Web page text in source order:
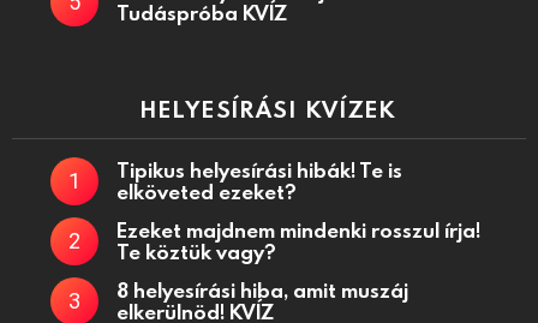
Tudáspróba KVÍZ
HELYESÍRÁSI KVÍZEK
Tipikus helyesírási hibák! Te is
elköveted ezeket?
Ezeket majdnem mindenki rosszul írja!
Te köztük vagy?
8 helyesírási hiba, amit muszáj
elkerülnöd! KVÍZ